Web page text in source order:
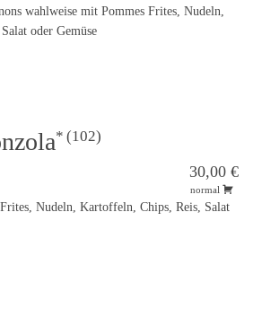
wahlweise mit Pommes Frites, Nudeln,
oder Gemüse
102
30,00 €
normal
Nudeln, Kartoffeln, Chips, Reis, Salat